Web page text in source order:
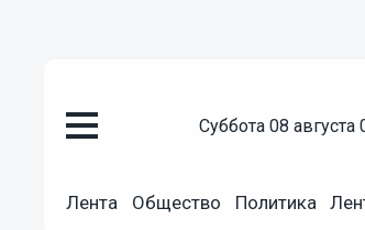
суббота 08 августа
Лента Общество Политика
Заработала горячая